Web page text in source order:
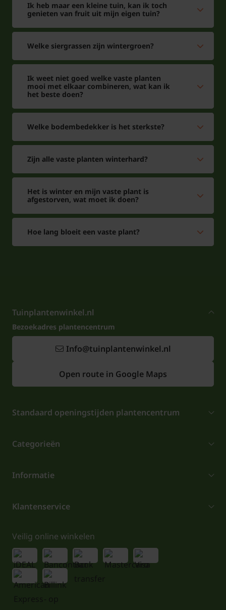
Ik heb maar een kleine tuin, kan ik toch
genieten van fruit uit mijn eigen tuin?
Welke siergrassen zijn wintergroen?
Ik weet niet goed welke vaste planten
mooi met elkaar combineren, wat kan ik
het beste doen?
Welke bodembedekker is het sterkste?
Zijn alle vaste planten winterhard?
Het is winter en mijn vaste plant is
afgestorven, wat moet ik doen?
Hoe lang bloeit een vaste plant?
Tuinplantenwinkel.nl
Bezoekadres plantencentrum
Info@tuinplantenwinkel.nl
Open route in Google Maps
Standaard openingstijden plantencentrum
Categorieën
Informatie
Klantenservice
Veilig online winkelen